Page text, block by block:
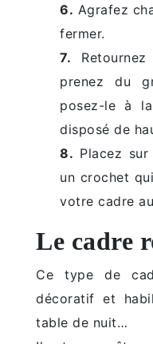
6. Agrafez
fermer.
7.
prenez du
posez-le à
disposé de
8. Placez
un crochet
votre cadre
Le cadre
Ce type de
décoratif et
table de nuit…